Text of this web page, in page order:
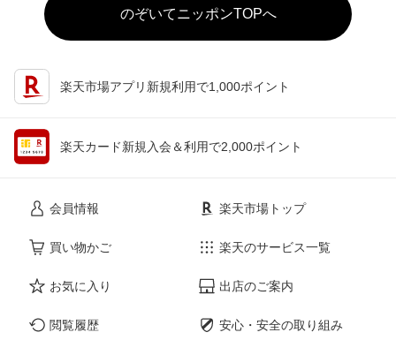
のぞいてニッポンTOPへ
楽天市場アプリ新規利用で1,000ポイント
楽天カード新規入会＆利用で2,000ポイント
会員情報
買い物かご
お気に入り
閲覧履歴
楽天市場トップ
楽天のサービス一覧
出店のご案内
安心・安全の取り組み